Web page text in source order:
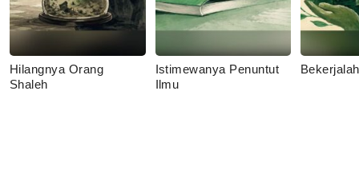
Hilangnya Orang
Shaleh
Istimewanya Penuntut
Ilmu
Bekerjalah